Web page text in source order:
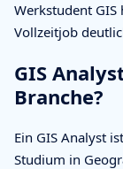
Werkstudent
Vollzeitjob
GIS
Branche?
Ein GIS Analyst
Studium in